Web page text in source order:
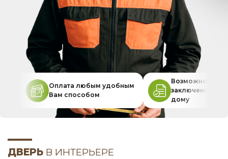
Оплата любым удобным
Вам способом
Возможность
заключения
дому
ДВЕРЬ В ИНТЕРЬЕРЕ